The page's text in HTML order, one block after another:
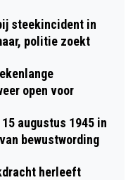
steekincident in
politie zoekt
open voor
augustus 1945 in
bewustwording
herleeft